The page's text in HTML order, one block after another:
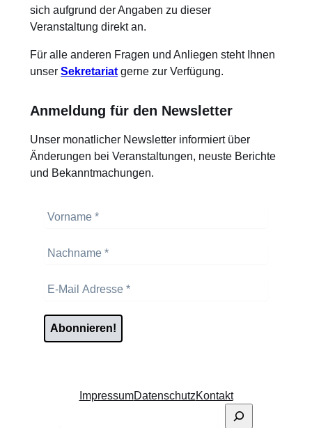
sich aufgrund der Angaben zu dieser
Veranstaltung direkt an.
Für alle anderen Fragen und Anliegen steht Ihnen
unserSekretariat gerne zur Verfügung.
Anmeldung für den Newsletter
Unser monatlicher Newsletter informiert über
Änderungen bei Veranstaltungen, neuste Berichte
und Bekanntmachungen.
ImpressumDatenschutzKontakt